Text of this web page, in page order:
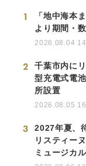
1
「地中海本
より期間・
2026.08.04
2
千葉市内に
型充電式電
所設置
2026.08.05
3
2027年夏、
リスティー
ミュージカ